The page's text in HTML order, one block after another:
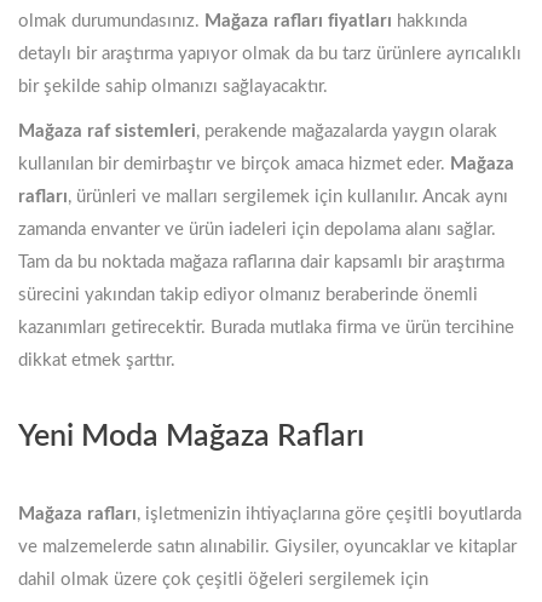
olmak durumundasınız. Mağaza rafları fiyatları hakkında
detaylı bir araştırma yapıyor olmak da bu tarz ürünlere ayrıcalıklı
bir şekilde sahip olmanızı sağlayacaktır.
Mağaza raf sistemleri, perakende mağazalarda yaygın olarak
kullanılan bir demirbaştır ve birçok amaca hizmet eder. Mağaza
rafları, ürünleri ve malları sergilemek için kullanılır. Ancak aynı
zamanda envanter ve ürün iadeleri için depolama alanı sağlar.
Tam da bu noktada mağaza raflarına dair kapsamlı bir araştırma
sürecini yakından takip ediyor olmanız beraberinde önemli
kazanımları getirecektir. Burada mutlaka firma ve ürün tercihine
dikkat etmek şarttır.
Yeni Moda Mağaza Rafları
Mağaza rafları, işletmenizin ihtiyaçlarına göre çeşitli boyutlarda
ve malzemelerde satın alınabilir. Giysiler, oyuncaklar ve kitaplar
dahil olmak üzere çok çeşitli öğeleri sergilemek için